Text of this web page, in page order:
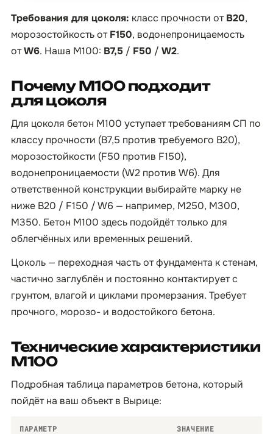
Требования для цоколя: класс прочности отB20,
морозостойкость отF150, водонепроницаемость
отW6. Наша М100: B7,5 / F50 / W2.
Почему М100 подходит
для цоколя
Для цоколя бетон М100 уступает требованиям СП по
классу прочности (B7,5 против требуемого B20),
морозостойкости (F50 против F150),
водонепроницаемости (W2 против W6). Для
ответственной конструкции выбирайте марку не
ниже B20 / F150 / W6 — например, М250, М300,
М350. Бетон М100 здесь подойдёт только для
облегчённых или временных решений.
Цоколь — переходная часть от фундамента к стенам,
частично заглублён и постоянно контактирует с
грунтом, влагой и циклами промерзания. Требует
прочного, морозо- и водостойкого бетона.
Технические характеристики
М100
Подробная таблица параметров бетона, который
пойдёт на ваш объект в Вырице:
ПАРАМЕТР ЗНАЧЕНИЕ